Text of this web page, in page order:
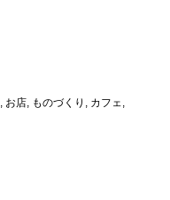
, お店, ものづくり , カフェ,